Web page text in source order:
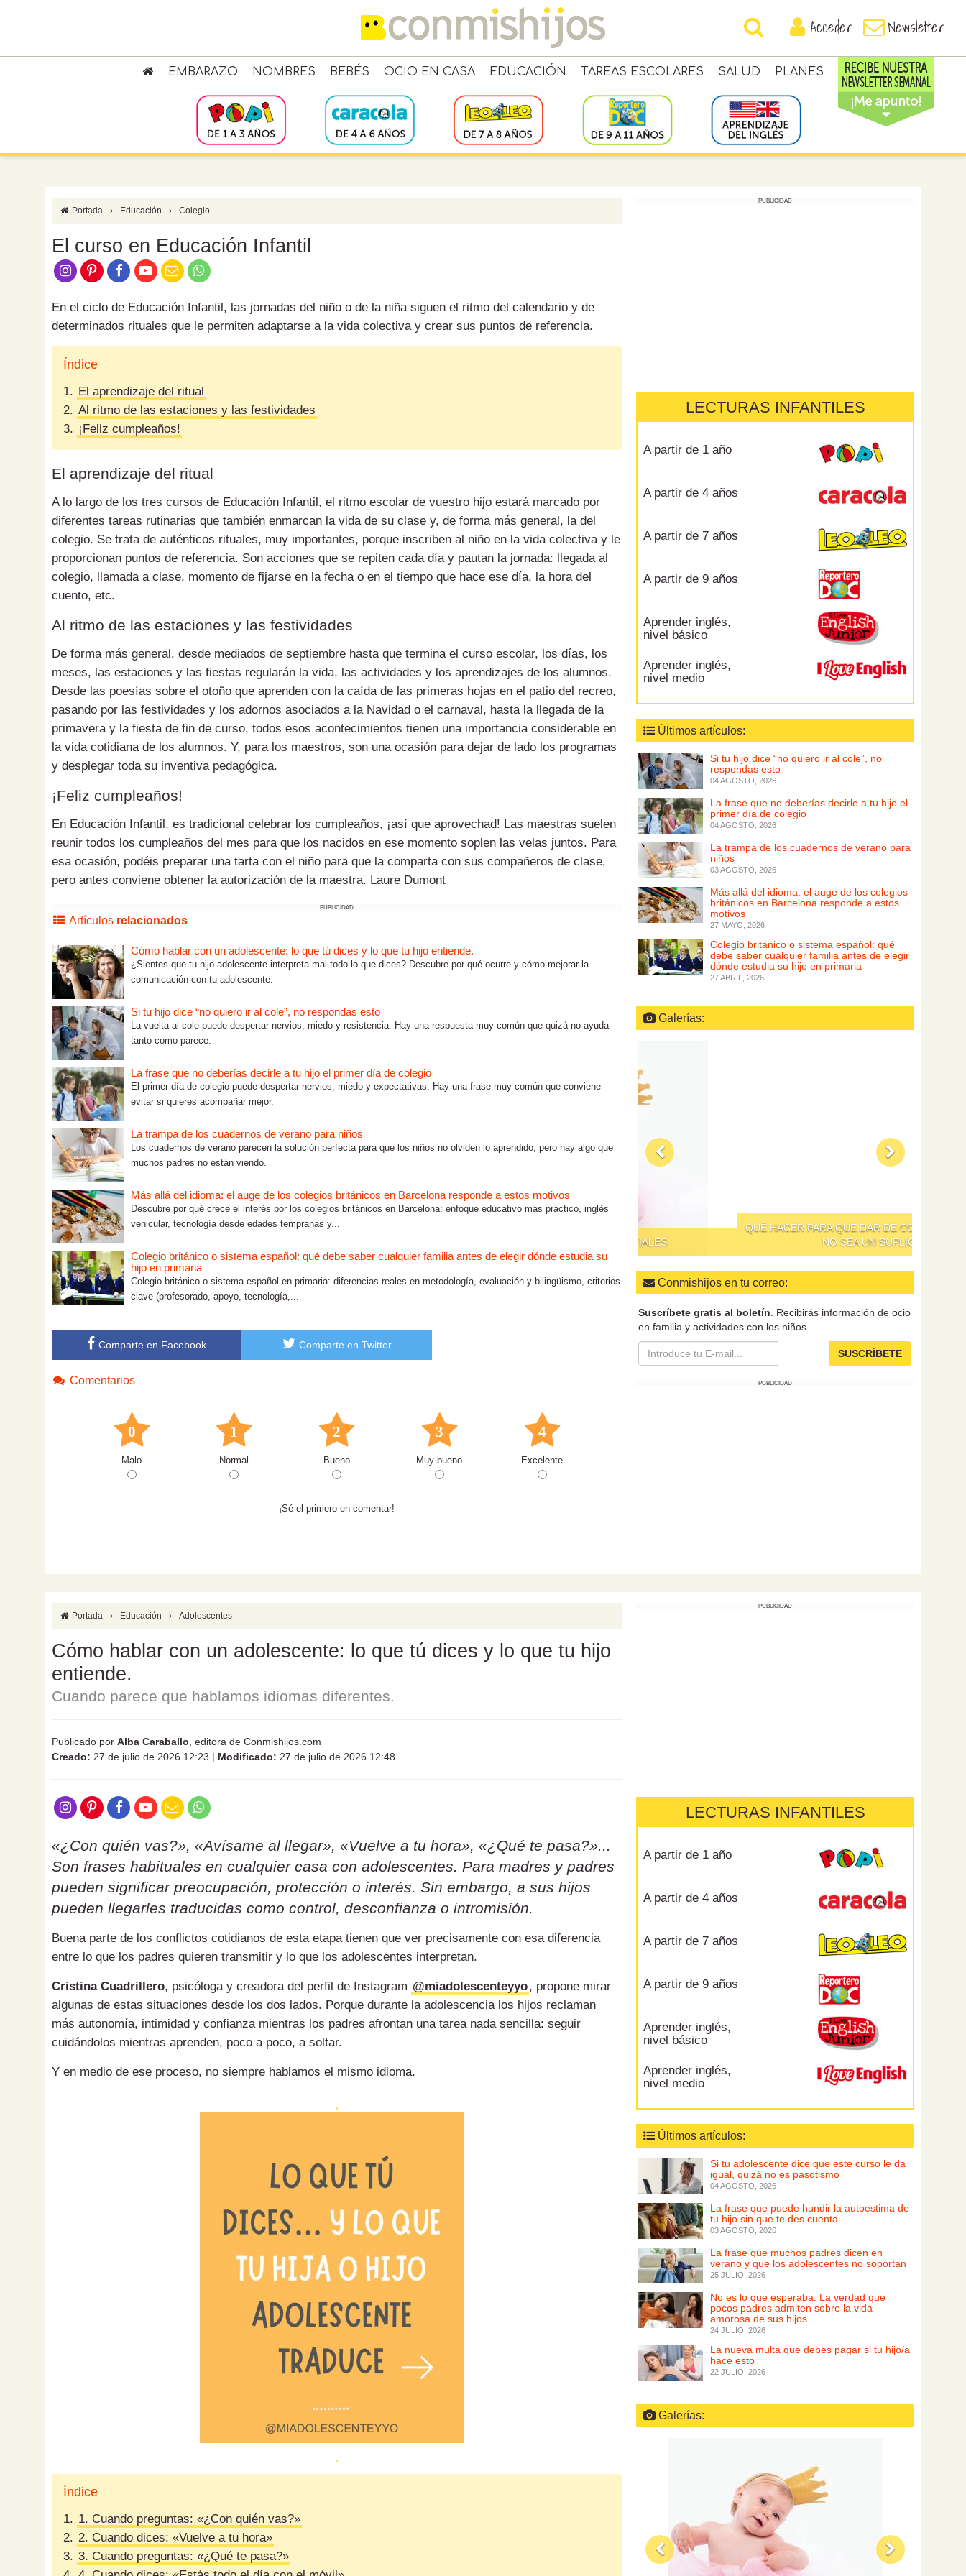
Acceder Newsletter
EMBARAZO NOMBRES BEBÉS OCIO EN CASA EDUCACIÓN TAREAS ESCOLARES SALUD PLANES
Portada › Educación › Colegio
El curso en Educación Infantil
En el ciclo de Educación Infantil, las jornadas del niño o de la niña siguen el ritmo del calendario y de
determinados rituales que le permiten adaptarse a la vida colectiva y crear sus puntos de referencia.
Índice
1. El aprendizaje del ritual
2. Al ritmo de las estaciones y las festividades
3. ¡Feliz cumpleaños!
El aprendizaje del ritual
A lo largo de los tres cursos de Educación Infantil, el ritmo escolar de vuestro hijo estará marcado por
diferentes tareas rutinarias que también enmarcan la vida de su clase y, de forma más general, la del
colegio. Se trata de auténticos rituales, muy importantes, porque inscriben al niño en la vida colectiva y le
proporcionan puntos de referencia. Son acciones que se repiten cada día y pautan la jornada: llegada al
colegio, llamada a clase, momento de fijarse en la fecha o en el tiempo que hace ese día, la hora del
cuento, etc.
Al ritmo de las estaciones y las festividades
De forma más general, desde mediados de septiembre hasta que termina el curso escolar, los días, los
meses, las estaciones y las fiestas regularán la vida, las actividades y los aprendizajes de los alumnos.
Desde las poesías sobre el otoño que aprenden con la caída de las primeras hojas en el patio del recreo,
pasando por las festividades y los adornos asociados a la Navidad o el carnaval, hasta la llegada de la
primavera y la fiesta de fin de curso, todos esos acontecimientos tienen una importancia considerable en
la vida cotidiana de los alumnos. Y, para los maestros, son una ocasión para dejar de lado los programas
y desplegar toda su inventiva pedagógica.
¡Feliz cumpleaños!
En Educación Infantil, es tradicional celebrar los cumpleaños, ¡así que aprovechad! Las maestras suelen
reunir todos los cumpleaños del mes para que los nacidos en ese momento soplen las velas juntos. Para
esa ocasión, podéis preparar una tarta con el niño para que la comparta con sus compañeros de clase,
pero antes conviene obtener la autorización de la maestra. Laure Dumont
PUBLICIDAD
Artículos relacionados
Cómo hablar con un adolescente: lo que tú dices y lo que tu hijo entiende.
¿Sientes que tu hijo adolescente interpreta mal todo lo que dices? Descubre por qué ocurre y cómo mejorar la
comunicación con tu adolescente.
Si tu hijo dice “no quiero ir al cole”, no respondas esto
La vuelta al cole puede despertar nervios, miedo y resistencia. Hay una respuesta muy común que quizá no ayuda
tanto como parece.
La frase que no deberías decirle a tu hijo el primer día de colegio
El primer día de colegio puede despertar nervios, miedo y expectativas. Hay una frase muy común que conviene
evitar si quieres acompañar mejor.
La trampa de los cuadernos de verano para niños
Los cuadernos de verano parecen la solución perfecta para que los niños no olviden lo aprendido, pero hay algo que
muchos padres no están viendo.
Más allá del idioma: el auge de los colegios británicos en Barcelona responde a estos motivos
Descubre por qué crece el interés por los colegios británicos en Barcelona: enfoque educativo más práctico, inglés
vehicular, tecnología desde edades tempranas y...
Colegio británico o sistema español: qué debe saber cualquier familia antes de elegir dónde estudia su
hijo en primaria
Colegio británico o sistema español en primaria: diferencias reales en metodología, evaluación y bilingüismo, criterios
clave (profesorado, apoyo, tecnología,...
Comparte en Facebook Comparte en Twitter
Comentarios
0
Malo
1
Normal
2
Bueno
3
Muy bueno
4
Excelente
¡Sé el primero en comentar!
PUBLICIDAD
LECTURAS INFANTILES
A partir de 1 año
A partir de 4 años
A partir de 7 años
A partir de 9 años
Aprender inglés,
nivel básico
Aprender inglés,
nivel medio
Últimos artículos:
Si tu hijo dice “no quiero ir al cole”, no
respondas esto
04 AGOSTO, 2026
La frase que no deberías decirle a tu hijo el
primer día de colegio
04 AGOSTO, 2026
La trampa de los cuadernos de verano para
niños
03 AGOSTO, 2026
Más allá del idioma: el auge de los colegios
británicos en Barcelona responde a estos
motivos
27 MAYO, 2026
Colegio británico o sistema español: qué
debe saber cualquier familia antes de elegir
dónde estudia su hijo en primaria
27 ABRIL, 2026
Galerías:
QUÉ HACER PARA QUE DAR DE COMER A LOS NIÑOS
NO SEA UN SUPLICIO
Conmishijos en tu correo:
Suscríbete gratis al boletín . Recibirás información de ocio
en familia y actividades con los niños.
SUSCRÍBETE
PUBLICIDAD
Portada › Educación › Adolescentes
Cómo hablar con un adolescente: lo que tú dices y lo que tu hijo
entiende.
Cuando parece que hablamos idiomas diferentes.
Publicado por Alba Caraballo , editora de Conmishijos.com
Creado: 27 de julio de 2026 12:23 | Modificado: 27 de julio de 2026 12:48
«¿Con quién vas?», «Avísame al llegar», «Vuelve a tu hora», «¿Qué te pasa?»...
Son frases habituales en cualquier casa con adolescentes. Para madres y padres
pueden significar preocupación, protección o interés. Sin embargo, a sus hijos
pueden llegarles traducidas como control, desconfianza o intromisión.
Buena parte de los conflictos cotidianos de esta etapa tienen que ver precisamente con esa diferencia
entre lo que los padres quieren transmitir y lo que los adolescentes interpretan.
Cristina Cuadrillero, psicóloga y creadora del perfil de Instagram @miadolescenteyyo, propone mirar
algunas de estas situaciones desde los dos lados. Porque durante la adolescencia los hijos reclaman
más autonomía, intimidad y confianza mientras los padres afrontan una tarea nada sencilla: seguir
cuidándolos mientras aprenden, poco a poco, a soltar.
Y en medio de ese proceso, no siempre hablamos el mismo idioma.
Índice
1. 1. Cuando preguntas: «¿Con quién vas?»
2. 2. Cuando dices: «Vuelve a tu hora»
3. 3. Cuando preguntas: «¿Qué te pasa?»
PUBLICIDAD
LECTURAS INFANTILES
A partir de 1 año
A partir de 4 años
A partir de 7 años
A partir de 9 años
Aprender inglés,
nivel básico
Aprender inglés,
nivel medio
Últimos artículos:
Si tu adolescente dice que este curso le da
igual, quizá no es pasotismo
04 AGOSTO, 2026
La frase que puede hundir la autoestima de
tu hijo sin que te des cuenta
03 AGOSTO, 2026
La frase que muchos padres dicen en
verano y que los adolescentes no soportan
25 JULIO, 2026
No es lo que esperaba: La verdad que
pocos padres admiten sobre la vida
amorosa de sus hijos
24 JULIO, 2026
La nueva multa que debes pagar si tu hijo/a
hace esto
22 JULIO, 2026
Galerías: